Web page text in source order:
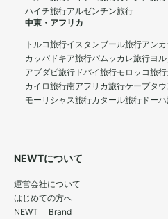
ハイチ旅行アルゼンチン旅行
中東・アフリカ
トルコ旅行イスタンブール旅行アン
カッパドキア旅行パムッカレ旅行ヨ
アブダビ旅行 ドバイ旅行モロッコ旅行
カイロ旅行南アフリカ旅行ケープタ
モーリシャス旅行カタール旅行 ドー
NEWTについて
運営会社について
はじめての方へ
NEWT Brand